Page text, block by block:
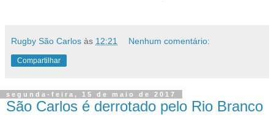
Rugby São Carlos às 12:21 Nenhum comentário:
Compartilhar
segunda-feira, 15 de maio de 2017
São Carlos é derrotado pelo Rio Branco